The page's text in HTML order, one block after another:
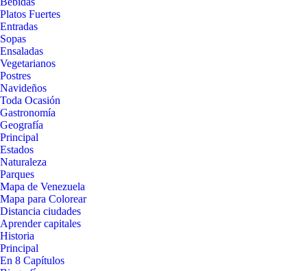
Platos Fuertes
Entradas
Sopas
Ensaladas
Vegetarianos
Postres
Navideños
Toda Ocasión
Gastronomía
Geografía
Principal
Estados
Naturaleza
Parques
Mapa de Venezuela
Mapa para Colorear
Distancia ciudades
Aprender capitales
Historia
Principal
En 8 Capítulos